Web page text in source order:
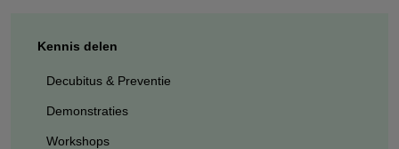
Kennis delen
Decubitus & Preventie
Demonstraties
Workshops